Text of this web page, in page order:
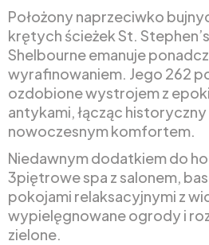
Położony naprzeciwko
krętych ścieżek St.
Shelbourne emanuje
wyrafinowaniem. Jego 262
ozdobione wystrojem z
antykami, łącząc historyczny
nowoczesnym komfortem.
Niedawnym dodatkiem do
3piętrowe spa z salonem,
pokojami relaksacyjnymi z
wypielęgnowane ogrody i
zielone.